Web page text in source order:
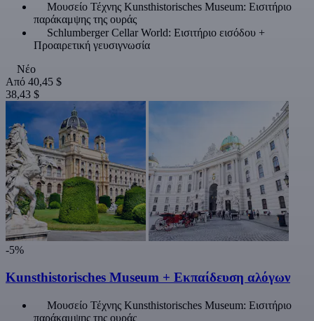
Μουσείο Τέχνης Kunsthistorisches Museum: Εισιτήριο
παράκαμψης της ουράς
Schlumberger Cellar World: Εισιτήριο εισόδου +
Προαιρετική γευσιγνωσία
Νέο
Από 40,45 $
38,43 $
-5%
Kunsthistorisches Museum + Εκπαίδευση αλόγων
Μουσείο Τέχνης Kunsthistorisches Museum: Εισιτήριο
παράκαμψης της ουράς